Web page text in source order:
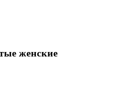
женские